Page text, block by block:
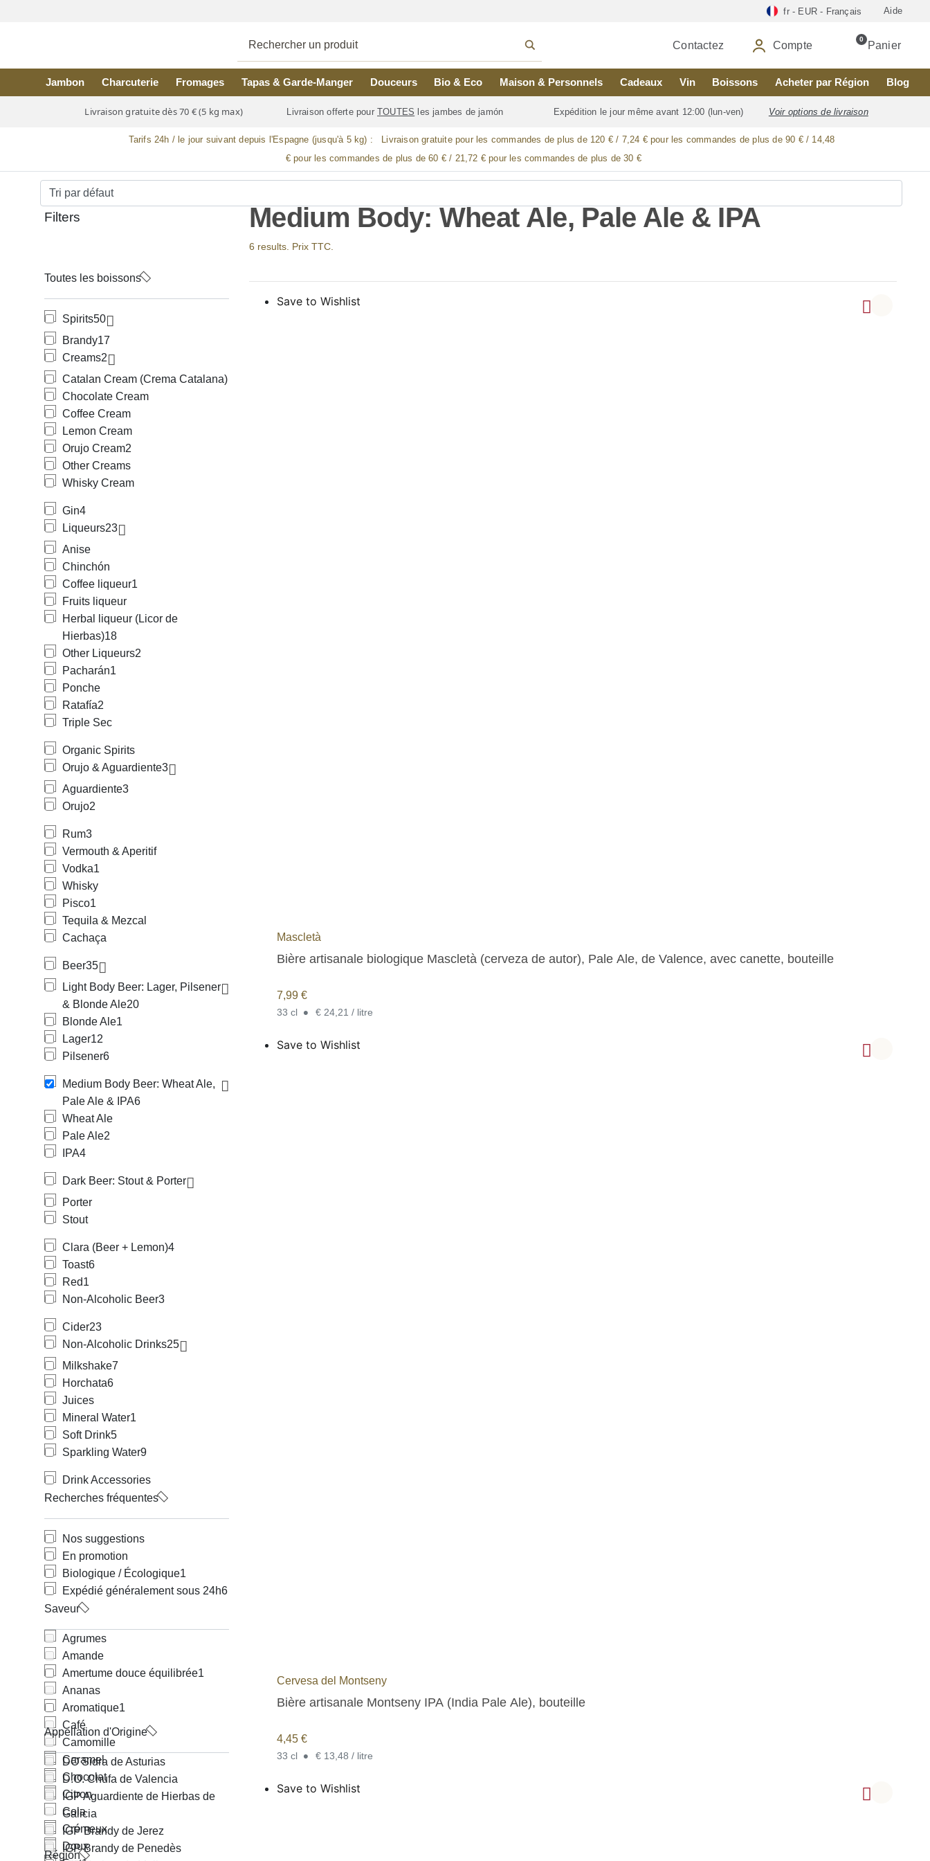
fr - EUR - Français Aide
Contactez Compte 0 Panier
Jambon Charcuterie Fromages Tapas & Garde-Manger Douceurs Bio & Eco Maison & Personnels Cadeaux Vin Boissons Acheter par Région Blog
Livraison gratuite dès 70 € (5 kg max) Livraison offerte pour TOUTES les jambes de jamón Expédition le jour même avant 12:00 (lun-ven) Voir options de livraison
Tarifs 24h / le jour suivant depuis l'Espagne (jusqu'à 5 kg) :
Livraison gratuite pour les commandes de plus de 120 € / 7,24 € pour les commandes de plus de 90 € / 14,48
€ pour les commandes de plus de 60 € / 21,72 € pour les commandes de plus de 30 €
Filters
Toutes les boissons
Spirits50
Brandy17
Creams2
Catalan Cream (Crema Catalana)
Chocolate Cream
Coffee Cream
Lemon Cream
Orujo Cream2
Other Creams
Whisky Cream
Gin4
Liqueurs23
Anise
Chinchón
Coffee liqueur1
Fruits liqueur
Herbal liqueur (Licor de
Hierbas)18
Other Liqueurs2
Pacharán1
Ponche
Ratafía2
Triple Sec
Organic Spirits
Orujo & Aguardiente3
Aguardiente3
Orujo2
Rum3
Vermouth & Aperitif
Vodka1
Whisky
Pisco1
Tequila & Mezcal
Cachaça
Beer35
Light Body Beer: Lager, Pilsener
& Blonde Ale20
Blonde Ale1
Lager12
Pilsener6
Medium Body Beer: Wheat Ale,
Pale Ale & IPA6
Wheat Ale
Pale Ale2
IPA4
Dark Beer: Stout & Porter
Porter
Stout
Clara (Beer + Lemon)4
Toast6
Red1
Non-Alcoholic Beer3
Cider23
Non-Alcoholic Drinks25
Milkshake7
Horchata6
Juices
Mineral Water1
Soft Drink5
Sparkling Water9
Drink Accessories
Recherches fréquentes
Nos suggestions
En promotion
Biologique / Écologique1
Expédié généralement sous 24h6
Saveur
Agrumes
Amande
Amertume douce équilibrée1
Ananas
Aromatique1
Café
Camomille
Caramel
Chocolat
Citron
Cola
Crémeux
Doux
Appellation d'Origine
DO Sidra de Asturias
D.O. Chufa de Valencia
IGP Aguardiente de Hierbas de
Galicia
IGP Brandy de Jerez
IGP Brandy de Penedès
Région
Medium Body: Wheat Ale, Pale Ale & IPA
6 results. Prix TTC.
Save to Wishlist
Mascletà
Bière artisanale biologique Mascletà (cerveza de autor), Pale Ale, de Valence, avec canette, bouteille
7,99 €
33 cl • € 24,21 / litre
Save to Wishlist
Cervesa del Montseny
Bière artisanale Montseny IPA (India Pale Ale), bouteille
4,45 €
33 cl • € 13,48 / litre
Save to Wishlist